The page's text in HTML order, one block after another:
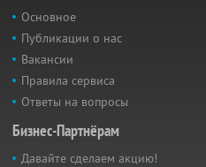
Основное
Публикации о нас
Вакансии
Правила сервиса
Ответы на вопросы
Бизнес-Партнёрам
Давайте сделаем акцию!